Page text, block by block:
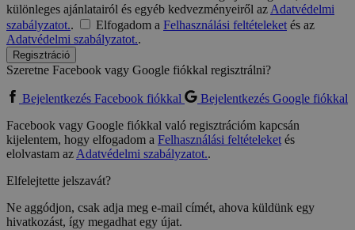
különleges ajánlatairól és egyéb kedvezményeiről azAdatvédelmi
szabályzatot.. Elfogadom a Felhasználási feltételeketés az
Adatvédelmi szabályzatot..
Regisztráció
Szeretne Facebook vagy Google fiókkal regisztrálni?
Bejelentkezés Facebook fiókkal
Bejelentkezés Google fiókkal
Facebook vagy Google fiókkal való regisztrációm kapcsán
kijelentem, hogy elfogadom a Felhasználási feltételeketés
elolvastam azAdatvédelmi szabályzatot..
Elfelejtette jelszavát?
Ne aggódjon, csak adja meg e-mail címét, ahova küldünk egy
hivatkozást, így megadhat egy újat.